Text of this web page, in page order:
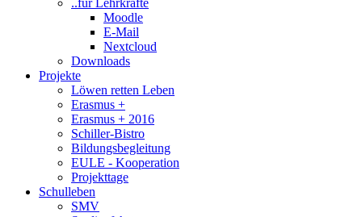
..für Lehrkräfte
Moodle
E-Mail
Nextcloud
Downloads
Projekte
Löwen retten Leben
Erasmus +
Erasmus + 2016
Schiller-Bistro
Bildungsbegleitung
EULE - Kooperation
Projekttage
Schulleben
SMV